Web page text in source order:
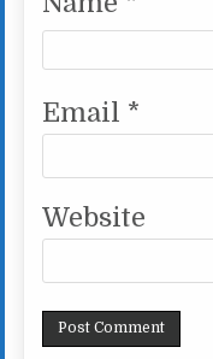
Email *
Website